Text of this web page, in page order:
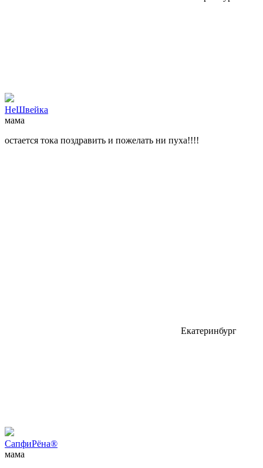
НеШвейка
мама
остается тока поздравить и пожелать ни пуха!!!!
Екатеринбург
СапфиРёна®
мама